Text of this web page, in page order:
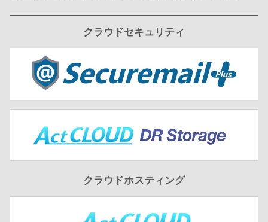
クラウドセキュリティ
クラウドホスティング